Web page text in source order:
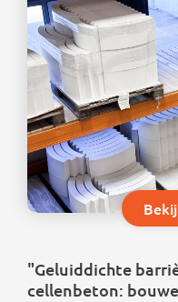
"Geluiddichte
cellenbeton: